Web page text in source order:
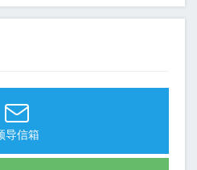
导信箱